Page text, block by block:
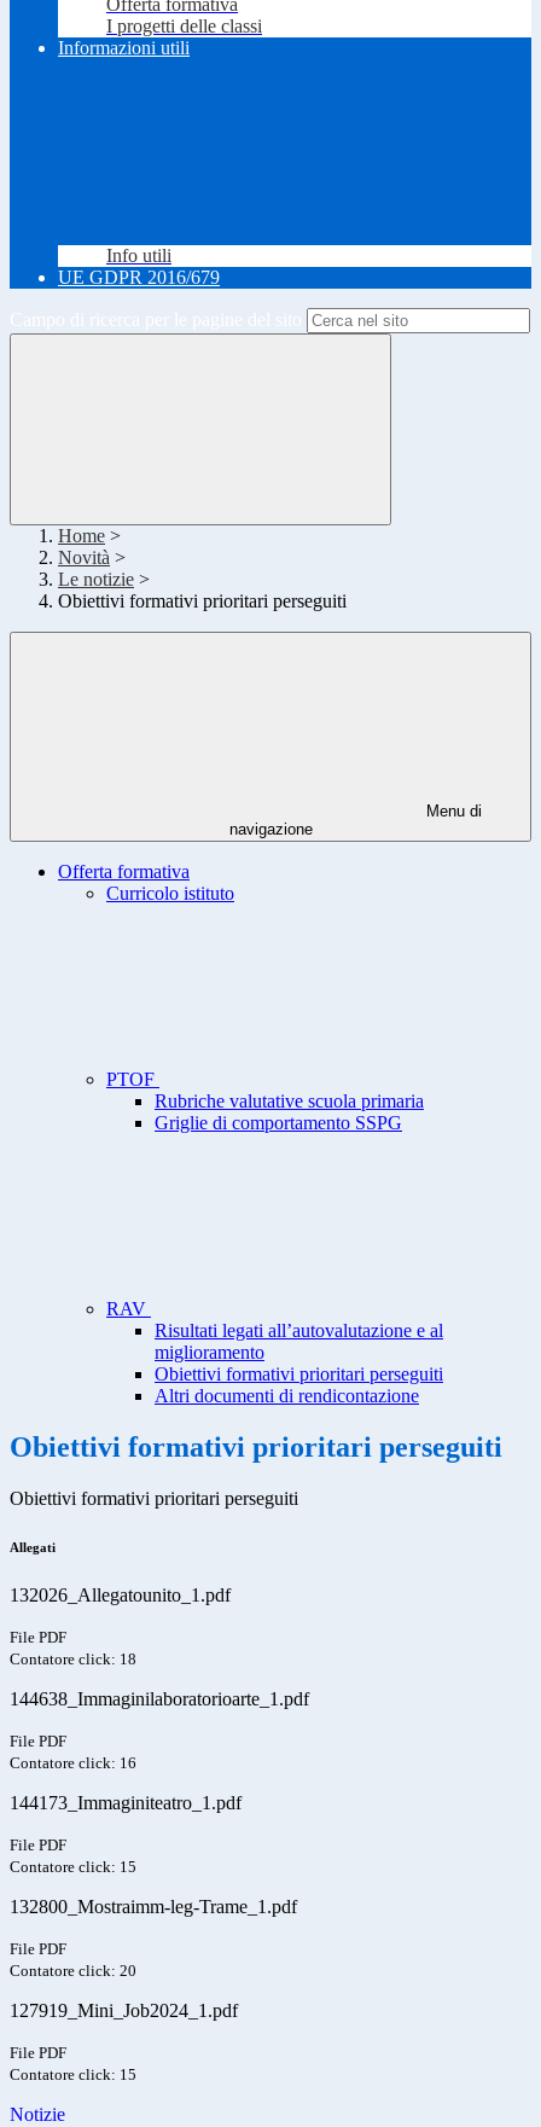
Offerta formativa
I progetti delle classi
Informazioni utili
Info utili
UE GDPR 2016/679
Home >
Novità >
Le notizie >
Obiettivi formativi prioritari perseguiti
Menu di
navigazione
Offerta formativa
Curricolo istituto
PTOF
Rubriche valutative scuola primaria
Griglie di comportamento SSPG
RAV
Risultati legati all’autovalutazione e al
miglioramento
Obiettivi formativi prioritari perseguiti
Altri documenti di rendicontazione
Obiettivi formativi prioritari perseguiti
Obiettivi formativi prioritari perseguiti
Allegati
132026_Allegatounito_1.pdf
File PDF
Contatore click: 18
144638_Immaginilaboratorioarte_1.pdf
File PDF
Contatore click: 16
144173_Immaginiteatro_1.pdf
File PDF
Contatore click: 15
132800_Mostraimm-leg-Trame_1.pdf
File PDF
Contatore click: 20
127919_Mini_Job2024_1.pdf
File PDF
Contatore click: 15
Notizie